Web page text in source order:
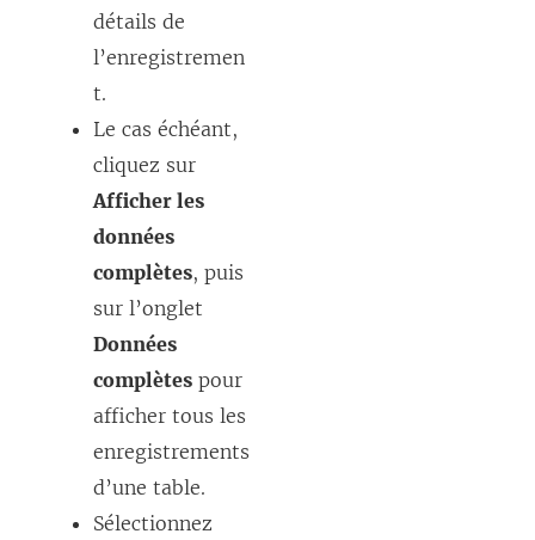
détails de
l’enregistremen
t.
Le cas échéant,
cliquez sur
Afficher les
données
complètes, puis
sur l’onglet
Données
complètes pour
afficher tous les
enregistrements
d’une table.
Sélectionnez